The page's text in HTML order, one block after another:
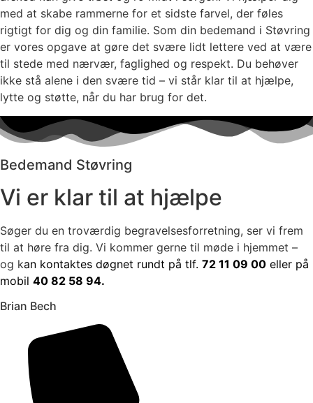
med at skabe rammerne for et sidste farvel, der føles
rigtigt for dig og din familie. Som din bedemand i Støvring
er vores opgave at gøre det svære lidt lettere ved at være
til stede med nærvær, faglighed og respekt. Du behøver
ikke stå alene i den svære tid – vi står klar til at hjælpe,
lytte og støtte, når du har brug for det.
Bedemand Støvring
Vi er klar til at hjælpe
Søger du en troværdig begravelsesforretning, ser vi frem
til at høre fra dig. Vi kommer gerne til møde i hjemmet –
og kan kontaktes døgnet rundt på tlf. 72 11 09 00 eller på
mobil 40 82 58 94.
Brian Bech